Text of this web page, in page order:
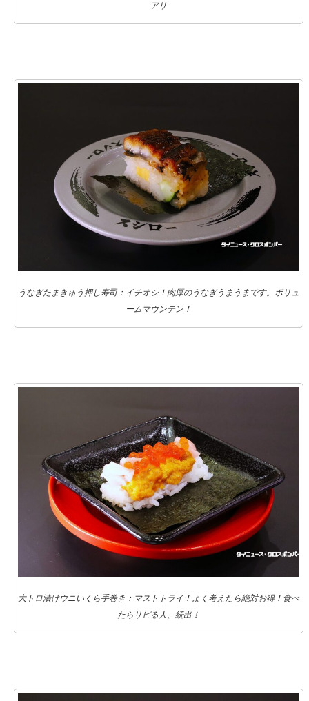
アリ
うなぎたまきゅう押し寿司：イチオシ！肉厚のうなぎうまうまです。ボリュ
ームマウンテン！
大トロ漬けウニいくら手巻き：マストトライ！よく考えたら絶対お得！食べ
たらリピる人、続出！